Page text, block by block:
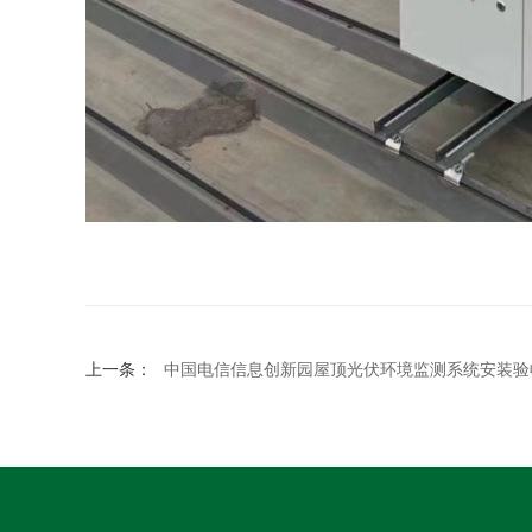
上一条： 中国电信信息创新园屋顶光伏环境监测系统安装